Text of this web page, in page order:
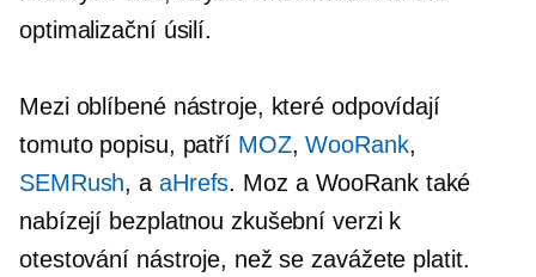
optimalizační úsilí.
Mezi oblíbené nástroje, které odpovídají
tomuto popisu, patří MOZ,WooRank,
SEMRush, a aHrefs. Moz a WooRank také
nabízejí bezplatnou zkušební verzi k
otestování nástroje, než se zavážete platit.